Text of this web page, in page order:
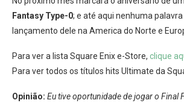
Fantasy Type-0; e até aqui nenhuma
lançamento dele na America do Norte e
Para ver a lista Square Enix e-Store, clique
Para ver todos os títulos hits Ultimate da
Opinião: Eu tive oportunidade de jogar o Final